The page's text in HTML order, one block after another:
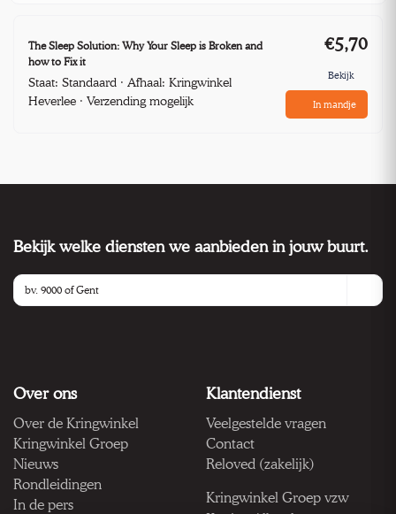
The Sleep Solution: Why Your Sleep is Broken and
how to Fix it
Staat: Standaard · Afhaal: Kringwinkel
Heverlee · Verzending mogelijk
€5,70
Bekijk
In mandje
Bekijk welke diensten we aanbieden in jouw buurt.
Over ons
Over de Kringwinkel
Kringwinkel Groep
Nieuws
Rondleidingen
In de pers
Klantendienst
Veelgestelde vragen
Contact
Reloved (zakelijk)
Kringwinkel Groep vzw